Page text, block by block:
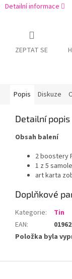
Detailní informace
ZEPTAT SE
Popis Diskuze
Detailní
Obsah balení
2 boostery
1 z 5
art karta
Doplňkové
Kategorie:
Tin
EAN:
Položka byla